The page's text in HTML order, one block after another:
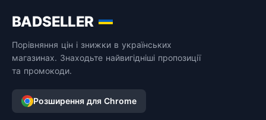
BADSELLER
Порівняння цін і знижки в українських
магазинах. Знаходьте найвигідніші пропозиції
та промокоди.
Розширення для Chrome